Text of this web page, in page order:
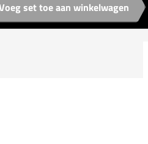
set toe aan winkelwagen